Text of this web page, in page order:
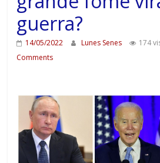
guerra?
14/05/2022 Lunes Senes 174
Comments